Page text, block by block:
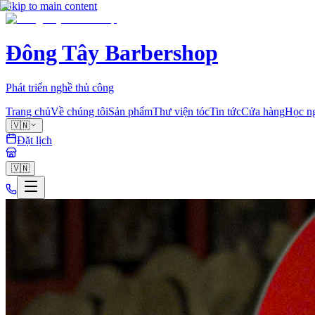
Skip to main content
Đông Tây Barbershop
Phát triển nghề thủ công
Trang chủVề chúng tôiSản phẩmThư viện tócTin tứcCửa hàngHọc
🇻🇳
Đặt lịch
🇻🇳